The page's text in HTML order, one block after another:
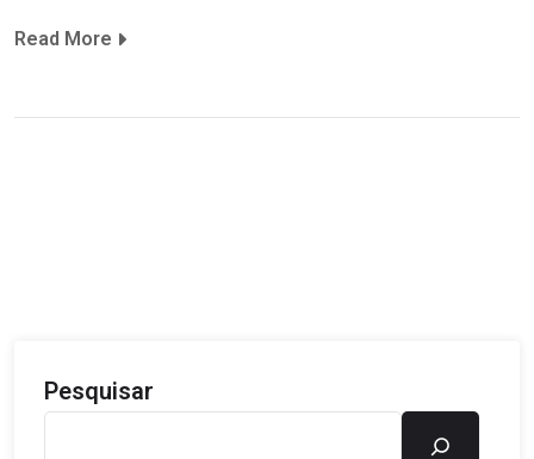
Read More
Pesquisar